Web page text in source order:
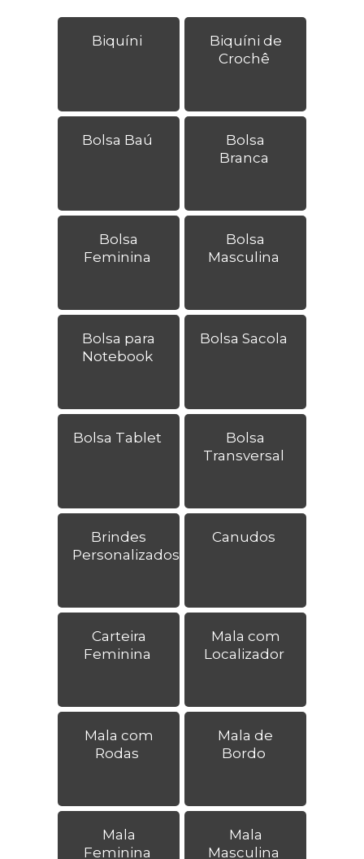
Biquíni
Biquíni de
Crochê
Bolsa Baú
Bolsa
Branca
Bolsa
Feminina
Bolsa
Masculina
Bolsa para
Notebook
Bolsa Sacola
Bolsa Tablet
Bolsa
Transversal
Brindes
Personalizados
Canudos
Carteira
Feminina
Mala com
Localizador
Mala com
Rodas
Mala de
Bordo
Mala
Feminina
Mala
Masculina